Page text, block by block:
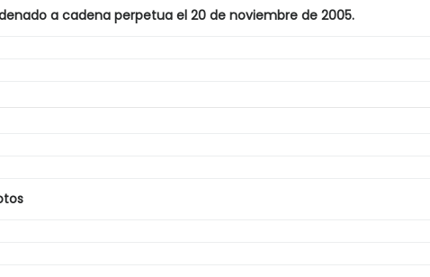
a cadena perpetua el 20 de noviembre de 2005.